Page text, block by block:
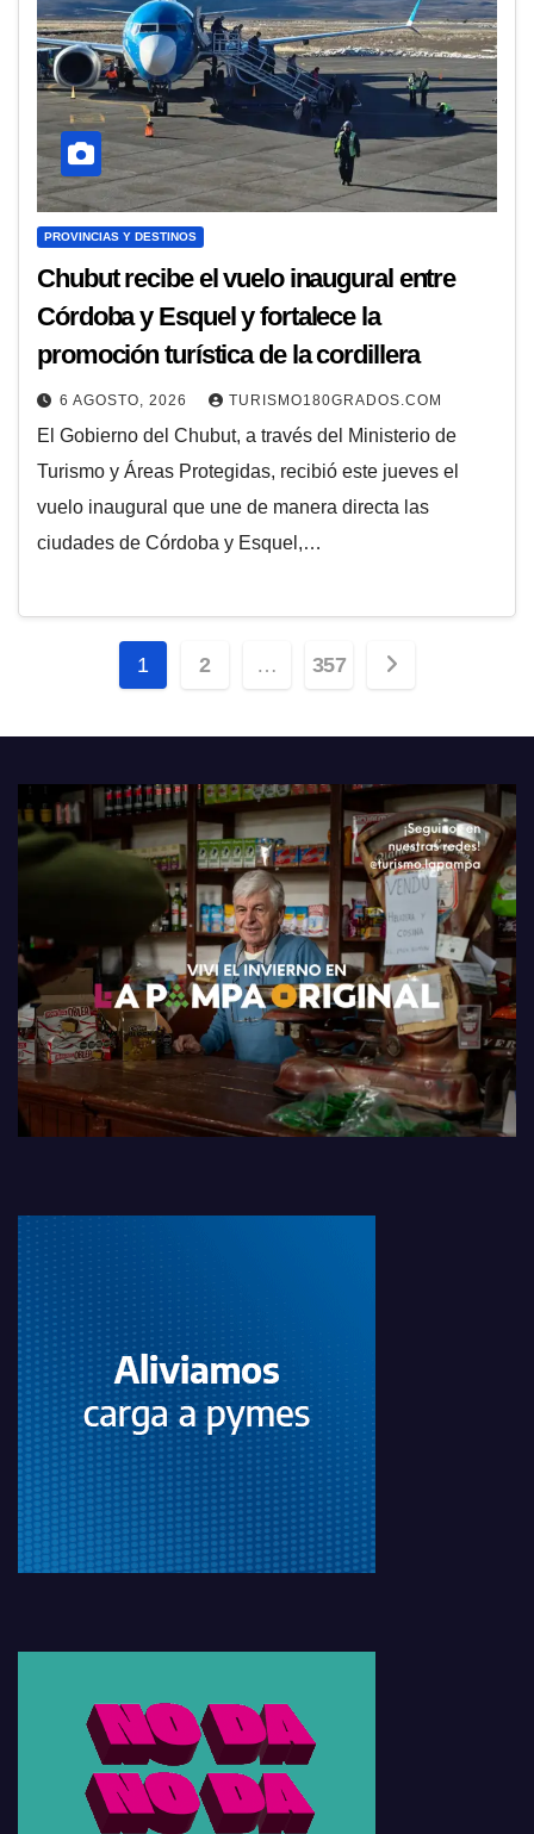
PROVINCIAS Y DESTINOS
Chubut recibe el vuelo inaugural entre
Córdoba y Esquel y fortalece la
promoción turística de la cordillera
6 AGOSTO, 2026 TURISMO180GRADOS.COM
El Gobierno del Chubut, a través del Ministerio de
Turismo y Áreas Protegidas, recibió este jueves el
vuelo inaugural que une de manera directa las
ciudades de Córdoba y Esquel,…
Paginación
1 2 … 357